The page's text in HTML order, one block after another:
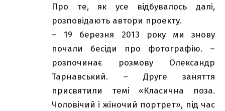
Про те, як усе відбувалось далі,
розповідають автори проекту.
– 19 березня 2013 року ми знову
почали бесіди про фотографію. –
розпочинає розмову Олександр
Тарнавський. – Друге заняття
присвятили темі «Класична поза.
Чоловічий і жіночий портрет», під час